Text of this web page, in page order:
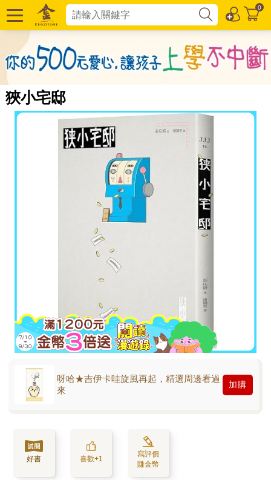
0
狹小宅邸
呀哈★吉伊卡哇旋風再起，精選周邊看過
來
加購
好書 喜歡+1
寫評價
賺金幣